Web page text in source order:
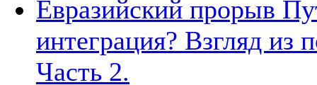
Евразийский прорыв
интеграция? Взгляд из
Часть 2.